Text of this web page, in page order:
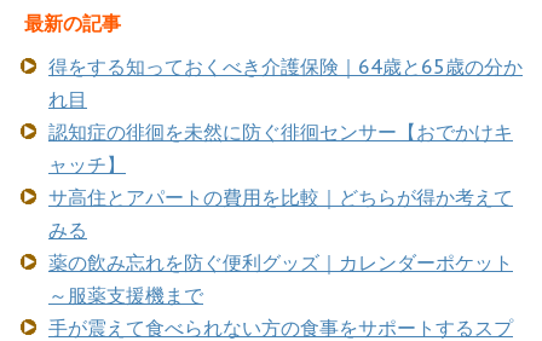
最新の記事
得をする知っておくべき介護保険｜64歳と65歳の分か
れ目
認知症の徘徊を未然に防ぐ徘徊センサー【おでかけキ
ャッチ】
サ高住とアパートの費用を比較｜どちらが得か考えて
みる
薬の飲み忘れを防ぐ便利グッズ｜カレンダーポケット
～服薬支援機まで
手が震えて食べられない方の食事をサポートするスプ